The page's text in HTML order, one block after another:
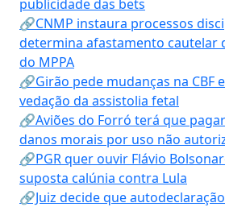
publicidade das bets
🔗CNMP instaura processos
determina afastamento cautelar
do MPPA
🔗Girão pede mudanças na CBF
vedação da assistolia fetal
🔗Aviões do Forró terá que
danos morais por uso não
🔗PGR quer ouvir Flávio
suposta calúnia contra Lula
🔗Juiz decide que